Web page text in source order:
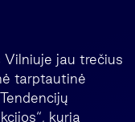
jau trečius
tarptautinė
kurią